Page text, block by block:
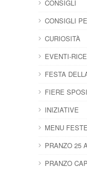
CONSIGLI
CONSIGLI
CURIOSITÀ
EVENTI-
FESTA
FIERE SPOSI
INIZIATIVE
MENU FESTE
PRANZO 25
PRANZO